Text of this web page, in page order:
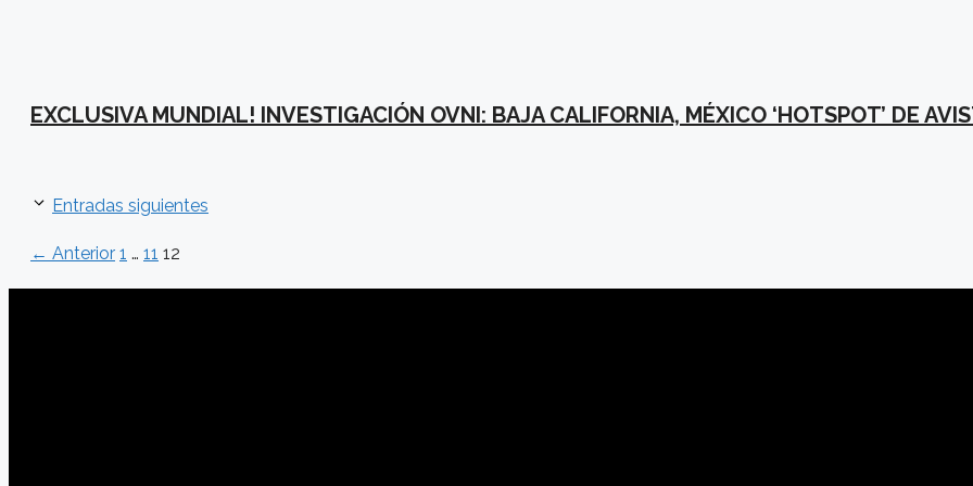
EXCLUSIVA MUNDIAL! INVESTIGACIÓN OVNI: BAJA CALIFORNIA, MÉXICO ‘HOTSPOT’ DE
Entradas siguientes
← Anterior Página
1 … Página
11 Página
12